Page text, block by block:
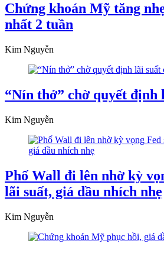
Chứng khoán Mỹ tăng
nhất 2 tuần
Kim Nguyễn
“Nín thở” chờ quyết định
Kim Nguyễn
Phố Wall đi lên nhờ kỳ
lãi suất, giá dầu nhích nhẹ
Kim Nguyễn